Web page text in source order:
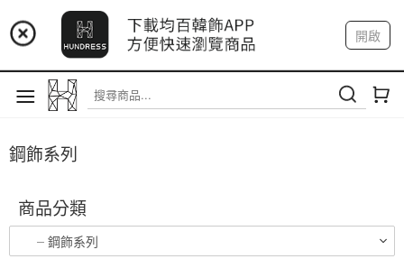
📢 市集預告：9/4-9/6 淡水捷運站
📢 市集預告：9/12-9/13 八里海巡基地
📢 市集預告：8/22-8/23 桃園青埔置地廣場
開啟
註冊 我的帳戶
鋼飾系列
商品分類
鋼飾系列